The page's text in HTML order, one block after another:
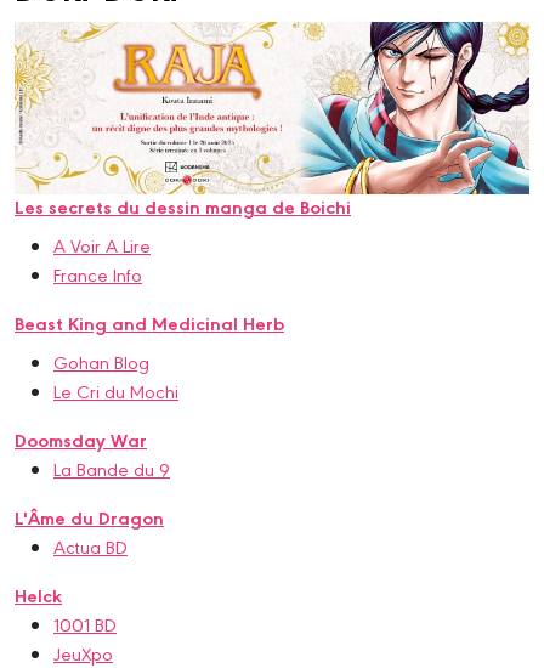
Les secrets du dessin manga de Boichi
A Voir A Lire
France Info
Beast King and Medicinal Herb
Gohan Blog
Le Cri du Mochi
Doomsday War
La Bande du 9
L'Âme du Dragon
Actua BD
Helck
1001 BD
JeuXpo